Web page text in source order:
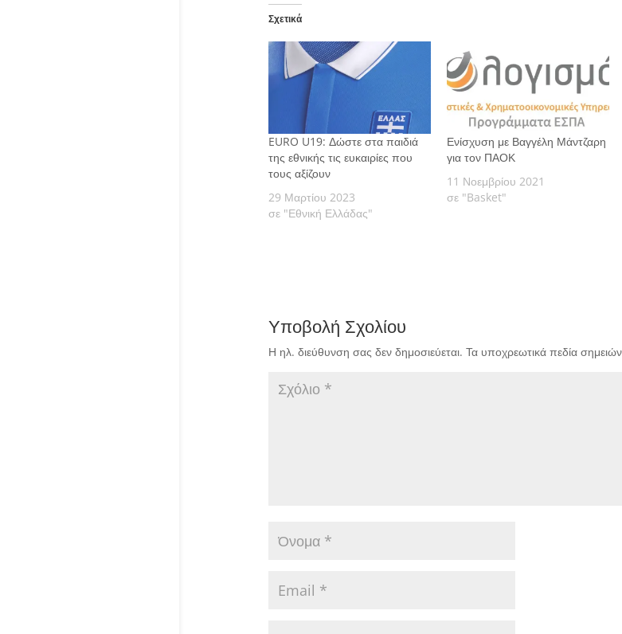
Σχετικά
EURO U19: Δώστε στα παιδιά
της εθνικής τις ευκαιρίες που
τους αξίζουν
29 Μαρτίου 2023
σε "Εθνική Ελλάδας"
Ενίσχυση με Βαγγέλη Μάντζαρη
για τον ΠΑΟΚ
11 Νοεμβρίου 2021
σε "Basket"
Υποβολή Σχολίου
Η ηλ. διεύθυνση σας δεν δημοσιεύεται. Τα υποχρεωτικά πεδία